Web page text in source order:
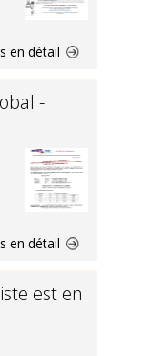
en détail
-
en détail
est en